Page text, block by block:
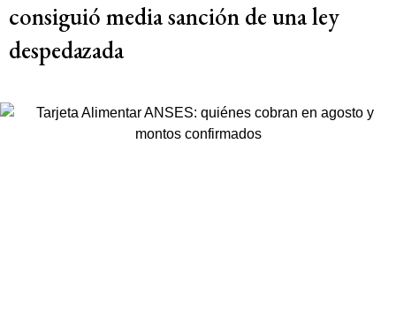
consiguió media sanción de una ley
despedazada